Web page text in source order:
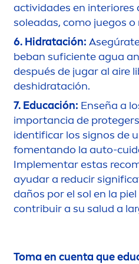
actividades en interiores
soleadas, como juegos
6. Hidratación:
beban suficiente agua
después de jugar al aire
deshidratación.
7. Educación: Enseña a
importancia de
identificar los signos de
fomentando la auto-
Implementar estas reco
ayudar a reducir
daños por el sol en la
contribuir a su salud a
Toma en cuenta que